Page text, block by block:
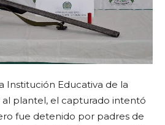
Institución Educativa de la
al plantel, el capturado intentó
fue detenido por padres de